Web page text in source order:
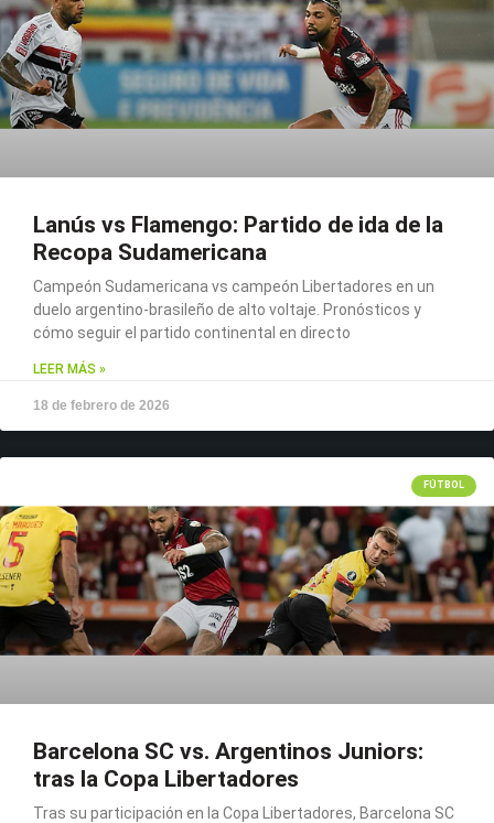
Lanús vs Flamengo: Partido de ida de la
Recopa Sudamericana
Campeón Sudamericana vs campeón Libertadores en un
duelo argentino-brasileño de alto voltaje. Pronósticos y
cómo seguir el partido continental en directo
LEER MÁS »
18 de febrero de 2026
FÚTBOL
Barcelona SC vs. Argentinos Juniors:
tras la Copa Libertadores
Tras su participación en la Copa Libertadores, Barcelona SC